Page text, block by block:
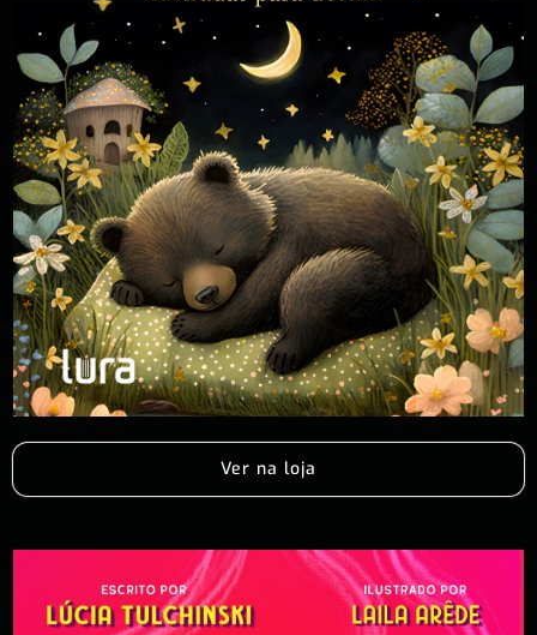
Ver na loja